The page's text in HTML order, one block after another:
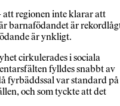
regionen inte klarar att
barnafödandet är
är ynkligt.
cirkulerades i sociala
fylldes snabbt av
fyrbäddssal var standard på
och som tyckte att det